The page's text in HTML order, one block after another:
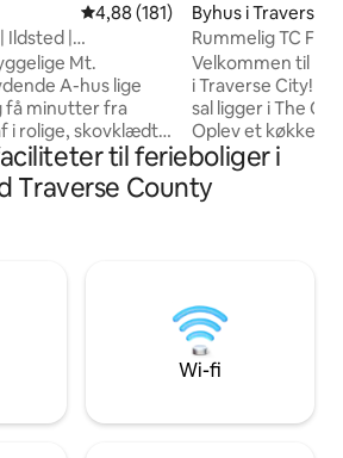
4,88 ud af 5 i gennemsnitlig
4,88 (181)
Ildsted |
Mt.
A-hus lige
få minutter fra
i rolige, skovklædte
komfort og
| 2 badeværelser
spisebord og
tørretumbler – i
gratis parkering
vært (dørkode)
Byhus i Traverse
Rummelig TC
verandaer og
Velkommen til
i Traverse City!
sal ligger i The
Oplev et køkken,
Nyd
verandaer med
det rummelige
på de vestlige
ultimative fristed
Oplev komfort og
værdsatte bolig.
til ferieboliger i
Traverse County
Wi-fi